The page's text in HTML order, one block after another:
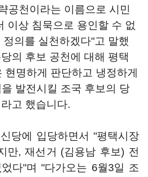
공천이라는 이름으로 시민
이상 침묵으로 용인할 수 없
의를 실천하겠다"고 말했
의 후보 공천에 대해 평택
명하게 판단하고 냉정하게
발전시킬 조국 후보의 당
고 했습니다.
당에 입당하면서 "평택시장
만, 재선거 (김용남 후보) 전
다"며 "다가오는 6월3일 조